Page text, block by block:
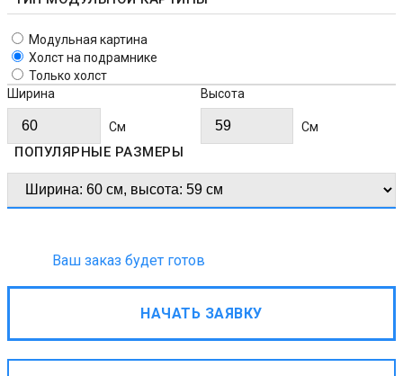
Модульная картина
Холст на подрамнике
Только холст
Ширина
Cм
Высота
Cм
ПОПУЛЯРНЫЕ РАЗМЕРЫ
Ваш заказ будет готов
НАЧАТЬ ЗАЯВКУ